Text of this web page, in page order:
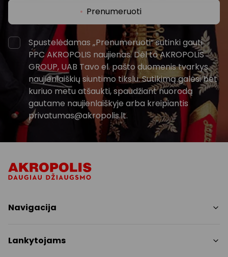
Prenumeruoti
Spustelėdamas „Prenumeruoti“ sutinki gauti
PPC AKROPOLIS naujienas. Dėl to AKROPOLIS
GROUP, UAB Tavo el. pašto duomenis tvarkys
naujienlaiškių siuntimo tikslu. Sutikimą galėsi bet
kuriuo metu atšaukti, spaudžiant nuorodą
gautame naujienlaiškyje arba kreipiantis
privatumas@akropolis.lt.
Navigacija
Paslaugos
Lankytojams